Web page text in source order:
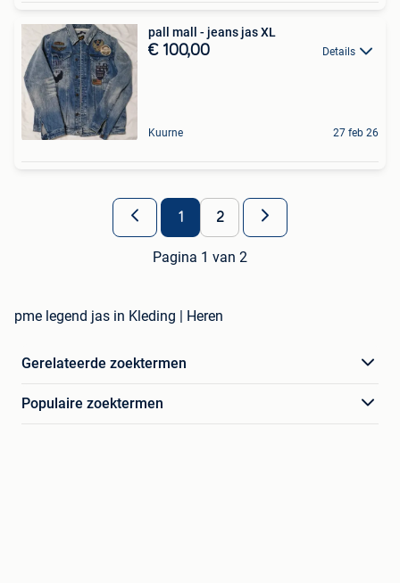
pall mall - jeans jas XL
€ 100,00 Details
Kuurne 27 feb 26
1 2
Pagina 1 van 2
pme legend jas in Kleding | Heren
Gerelateerde zoektermen
Populaire zoektermen